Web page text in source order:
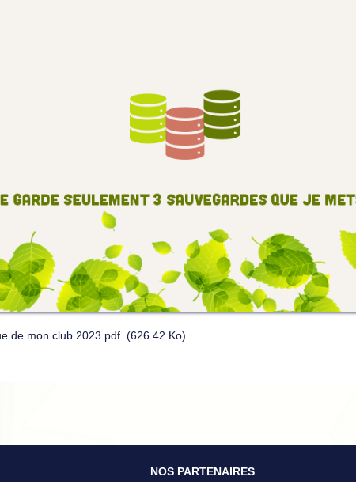
de mon club 2023.pdf (626.42 Ko)
NOS PARTENAIRES